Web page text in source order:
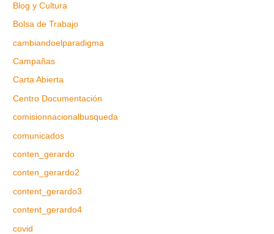
Blog y Cultura
Bolsa de Trabajo
cambiandoelparadigma
Campañas
Carta Abierta
Centro Documentación
comisionnacionalbusqueda
comunicados
conten_gerardo
conten_gerardo2
content_gerardo3
content_gerardo4
covid